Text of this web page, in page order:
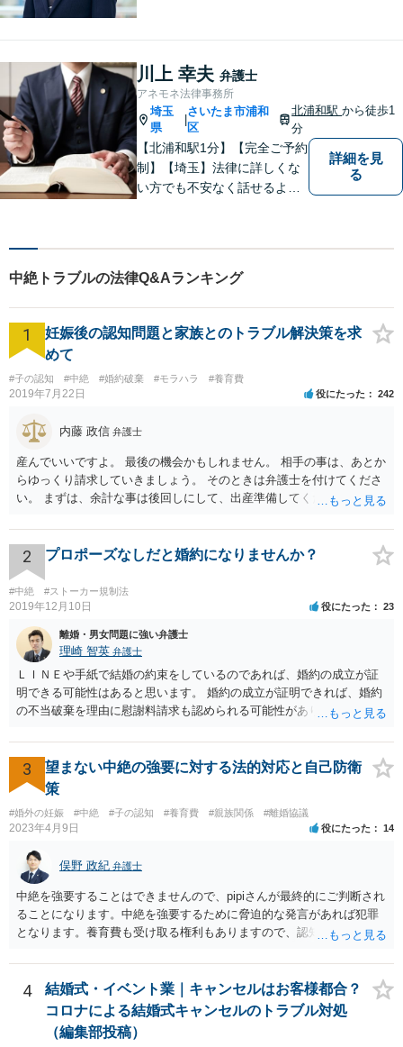
で、少しでもご依頼者様の安
心につながるように尽くして
おります。
川上 幸夫 弁護士
アネモネ法律事務所
埼玉
県
|
さいたま市浦和
区
北浦和駅から徒歩1
分
【北浦和駅1分】【完全ご予約
制】【埼玉】法律に詳しくな
い方でも不安なく話せるよ
く感じがちな法律問題も、少
しょう。
詳細を見
る
中絶トラブルの法律Q&Aランキング
1
妊娠後の認知問題と家族とのトラブル解決策を求
めて
#子の認知 #中絶 #婚約破棄 #モラハラ #養育費
2019年7月22日 役にたった 242
内藤 政信 弁護士
産んでいいですよ。 最後の機会かもしれません。 相手の事は、あとか
らゆっくり請求していきましょう。 そのときは弁護士を付けてくださ
い。 まずは、余計な事は後回しにして、出産準備してください。
2 プロポーズなしだと婚約になりませんか？
#中絶 #ストーカー規制法
2019年12月10日 役にたった 23
離婚・男女問題に強い弁護士
理崎 智英 弁護士
ＬＩＮＥや手紙で結婚の約束をしているのであれば、婚約の成立が証
明できる可能性はあると思います。 婚約の成立が証明できれば、婚約
の不当破棄を理由に慰謝料請求も認められる可能性があります。
3
望まない中絶の強要に対する法的対応と自己防衛
策
#婚外の妊娠 #中絶 #子の認知 #養育費 #親族関係 #離婚協議
2023年4月9日 役にたった 14
俣野 政紀 弁護士
中絶を強要することはできませんので、pipiさんが最終的にご判断され
ることになります。中絶を強要するために脅迫的な発言があれば犯罪
となります。養育費も受け取る権利もありますので、認知等につきお
勧めします。
4
結婚式・イベント業｜キャンセルはお客様都合？
コロナによる結婚式キャンセルのトラブル対処
（編集部投稿）